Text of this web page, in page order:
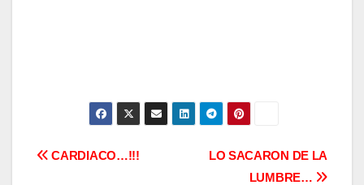
Navegación
LO SACARON DE LA
LUMBRE…
CARDIACO…!!!